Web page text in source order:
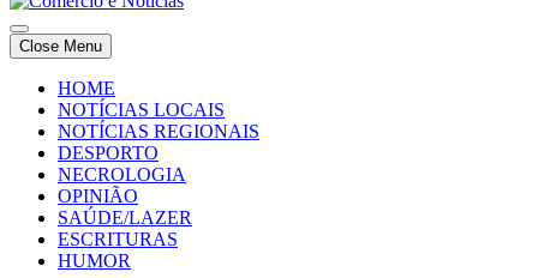
Comercio e Noticias
Notícias e Publicidade Online
Comercio e Noticias
Notícias e Publicidade Online
Close Menu
HOME
NOTÍCIAS LOCAIS
NOTÍCIAS REGIONAIS
DESPORTO
NECROLOGIA
OPINIÃO
SAÚDE/LAZER
ESCRITURAS
HUMOR